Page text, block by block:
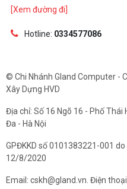
[Xem đường đi]
Hotline: 0334577086
© Chi Nhánh Gland Computer -
Xây Dựng HVD
Địa chỉ: Số 16 Ngõ 16 - Phố
Đa - Hà Nội
GPĐKKD số 0101383221-001
12/8/2020
Email: cskh@gland.vn. Điện